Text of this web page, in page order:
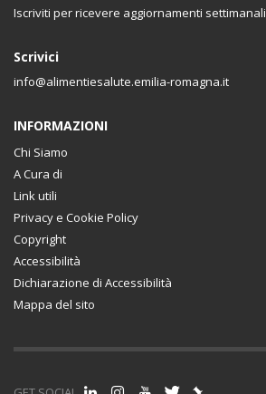
Iscriviti per ricevere aggiornamenti settimanali
Scrivici
info@alimentiesalute.emilia-romagna.it
INFORMAZIONI
Chi Siamo
A Cura di
Link utili
Privacy e Cookie Policy
Copyright
Accessibilità
Dichiarazione di Accessibilità
Mappa del sito